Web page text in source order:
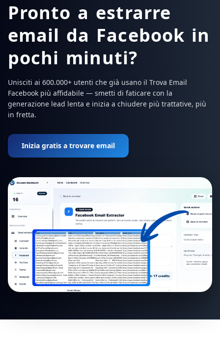
Pronto a estrarre
email da Facebook in
pochi minuti?
Unisciti ai 600.000+ utenti che già usano il Trova Email
Facebook più affidabile — smetti di faticare con la
generazione lead lenta e inizia a chiudere più trattative, più
in fretta.
Inizia gratis a trovare email